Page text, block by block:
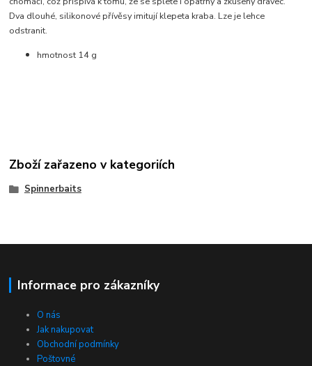
Dva dlouhé, silikonové přívěsy imitují klepeta kraba. Lze je lehce
odstranit.
hmotnost 14 g
Zboží zařazeno v kategoriích
Spinnerbaits
Informace pro zákazníky
O nás
Jak nakupovat
Obchodní podmínky
Poštovné